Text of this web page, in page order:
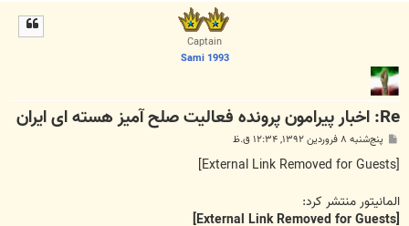
Captain
Sami 1993
Re: اخبار پیرامون پرونده فعالیت صلح آمیز هسته ای ایران
پ
ت
پنج‌شنبه ۸ فروردین ۱۳۹۲, ۱۲:۳۴ ق.ظ
المانیتور منتشر کرد: